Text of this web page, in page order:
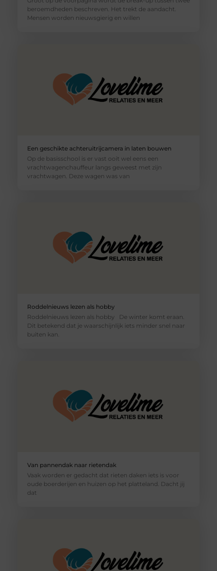
beroemdheden beschreven. Het trekt de aandacht.
Mensen worden nieuwsgierig en willen
Een geschikte achteruitrijcamera in laten bouwen
Op de basisschool is er vast ooit wel eens een
vrachtwagenchauffeur langs geweest met zijn
vrachtwagen. Deze wagen was van
Roddelnieuws lezen als hobby
Roddelnieuws lezen als hobby De winter komt eraan.
Dit betekend dat je waarschijnlijk iets minder snel naar
buiten kan.
Van pannendak naar rietendak
Vaak worden er gedacht dat rieten daken iets is voor
oude boerderijen en huizen op het platteland. Dacht jij
dat